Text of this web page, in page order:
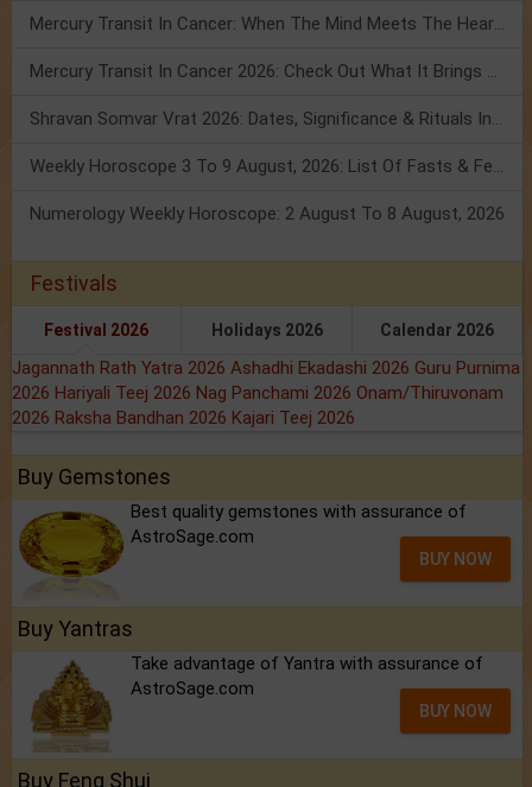
Mercury Transit In Cancer: When The Mind Meets The Heart!
Mercury Transit In Cancer 2026: Check Out What It Brings For You
Shravan Somvar Vrat 2026: Dates, Significance & Rituals In August
Weekly Horoscope 3 To 9 August, 2026: List Of Fasts & Festivals
Numerology Weekly Horoscope: 2 August To 8 August, 2026
Festivals
Festival 2026 Holidays 2026 Calendar 2026
Jagannath Rath Yatra 2026 Ashadhi Ekadashi 2026 Guru Purnima
2026 Hariyali Teej 2026 Nag Panchami 2026 Onam/Thiruvonam
2026 Raksha Bandhan 2026 Kajari Teej 2026
Buy Gemstones
Best quality gemstones with assurance of
AstroSage.com
BUY NOW
Buy Yantras
Take advantage of Yantra with assurance of
AstroSage.com
BUY NOW
Buy Feng Shui